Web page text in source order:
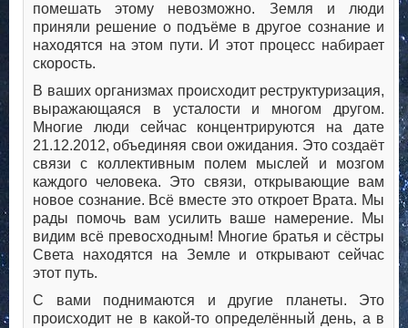
помешать этому невозможно. Земля и люди
приняли решение о подъёме в другое сознание и
находятся на этом пути. И этот процесс набирает
скорость.
В ваших организмах происходит реструктуризация,
выражающаяся в усталости и многом другом.
Многие люди сейчас концентрируются на дате
21.12.2012, объединяя свои ожидания. Это создаёт
связи с коллективным полем мыслей и мозгом
каждого человека. Это связи, открывающие вам
новое сознание. Всё вместе это откроет Врата. Мы
рады помочь вам усилить ваше намерение. Мы
видим всё превосходным! Многие братья и сёстры
Света находятся на Земле и открывают сейчас
этот путь.
С вами поднимаются и другие планеты. Это
происходит не в какой-то определённый день, а в